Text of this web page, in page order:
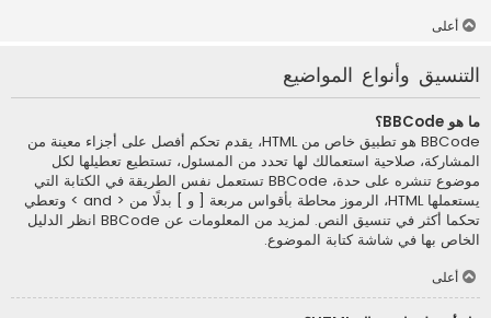
أعلى
التنسيق وأنواع المواضيع
ما هو BBCode؟
BBCode هو تطبيق خاص من HTML، يقدم تحكم أفصل على أجزاء معينة من
المشاركة، صلاحية استعمالك لها تحدد من المسئول، تستطيع تعطيلها لكل
موضوع تنشره على حدة، BBCode تستعمل نفس الطريقة في الكتابة التي
يستعملها HTML، الرموز محاطة بأقواس مربعة [ و ] بدلًا من < and > وتعطي
تحكما أكثر في تنسيق النص. لمزيد من المعلومات عن BBCode انظر الدليل
الخاص بها في شاشة كتابة الموضوع.
أعلى